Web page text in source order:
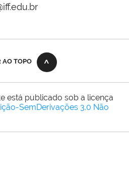
AO TOPO
está publicado sob a licença
SemDerivações 3.0 Não